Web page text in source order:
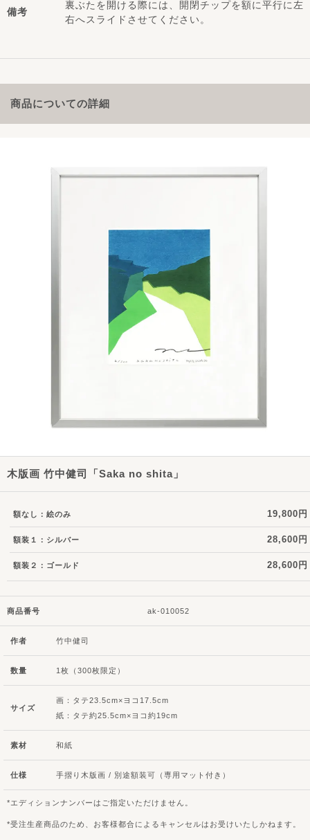
備考
裏ぶたを開ける際には、開閉チップを額に平行に左
右へスライドさせてください。
作者 竹中健司
数量 1枚（300枚限定）
サイズ
画：タテ23.5cm×ヨコ17.5cm
紙：タテ約25.5cm×ヨコ約19cm
素材 和紙
仕様 手摺り木版画 / 別途額装可（専用マット付き）
エディションナンバーはご指定いただけません。
受注生産商品のため、お客様都合によるキャンセルはお受けいたしかねます。
商品についての詳細
木版画 竹中健司「Saka no shita」
額なし：絵のみ 19,800円
額装１：シルバー 28,600円
額装２：ゴールド 28,600円
商品番号 ak-010052